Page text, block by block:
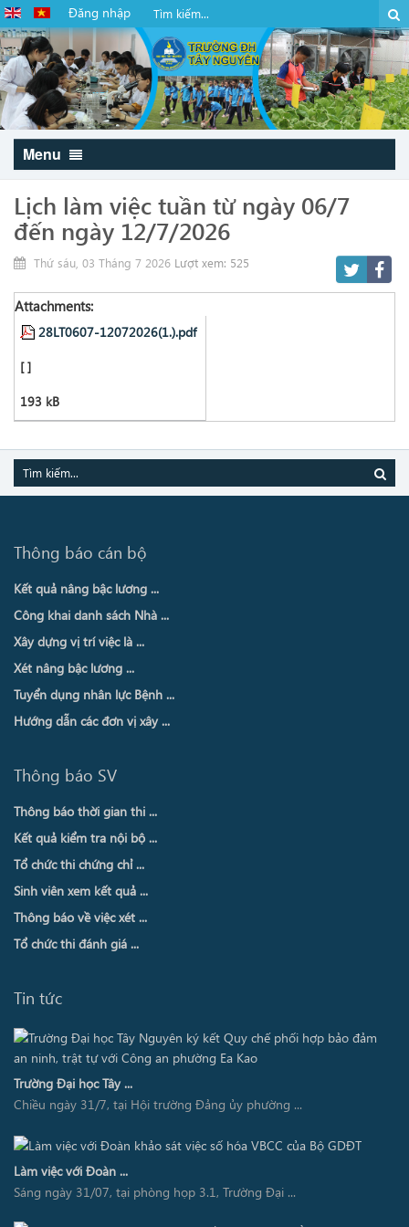
Đăng nhập
Menu
Lịch làm việc tuần từ ngày 06/7
đến ngày 12/7/2026
Thứ sáu, 03 Tháng 7 2026 Lượt xem: 525
Attachments:
28LT0607-12072026(1.).pdf
[ ]
193 kB
Thông báo cán bộ
Kết quả nâng bậc lương ...
Công khai danh sách Nhà ...
Xây dựng vị trí việc là ...
Xét nâng bậc lương ...
Tuyển dụng nhân lực Bệnh ...
Hướng dẫn các đơn vị xây ...
Thông báo SV
Thông báo thời gian thi ...
Kết quả kiểm tra nội bộ ...
Tổ chức thi chứng chỉ ...
Sinh viên xem kết quả ...
Thông báo về việc xét ...
Tổ chức thi đánh giá ...
Tin tức
Trường Đại học Tây ...
Chiều ngày 31/7, tại Hội trường Đảng ủy phường ...
Làm việc với Đoàn ...
Sáng ngày 31/07, tại phòng họp 3.1, Trường Đại ...